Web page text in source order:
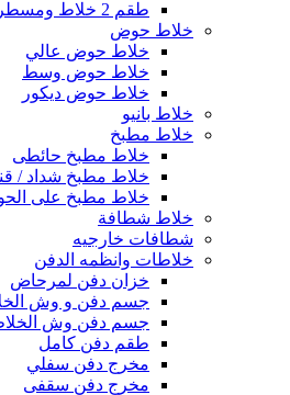
طقم 2 خلاط ومسطرة
خلاط حوض
خلاط حوض عالي
خلاط حوض وسط
خلاط حوض ديكور
خلاط بانيو
خلاط مطبخ
خلاط مطبخ حائطى
خلاط مطبخ شداد /
خلاط مطبخ على
خلاط شطافة
شطافات خارجيه
خلاطات وانظمه الدفن
خزان دفن لمرحاض
جسم دفن و وش
جسم دفن وش
طقم دفن كامل
مخرج دفن سفلي
مخرج دفن سقفى